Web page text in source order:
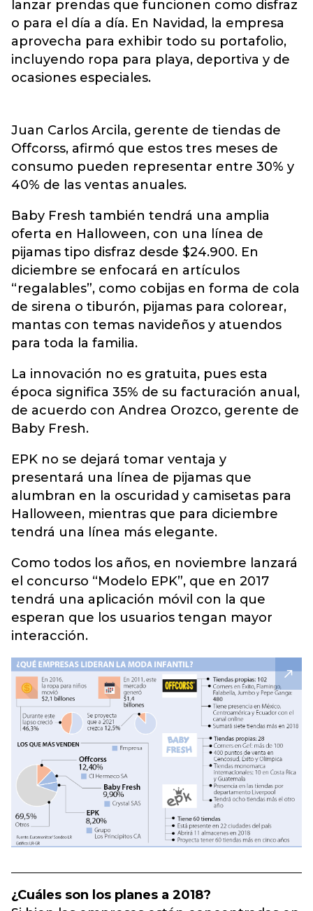
lanzar prendas que funcionen como disfraz
o para el día a día. En Navidad, la empresa
aprovecha para exhibir todo su portafolio,
incluyendo ropa para playa, deportiva y de
ocasiones especiales.
Juan Carlos Arcila, gerente de tiendas de
Offcorss, afirmó que estos tres meses de
consumo pueden representar entre 30% y
40% de las ventas anuales.
Baby Fresh también tendrá una amplia
oferta en Halloween, con una línea de
pijamas tipo disfraz desde $24.900. En
diciembre se enfocará en artículos
“regalables”, como cobijas en forma de cola
de sirena o tiburón, pijamas para colorear,
mantas con temas navideños y atuendos
para toda la familia.
La innovación no es gratuita, pues esta
época significa 35% de su facturación anual,
de acuerdo con Andrea Orozco, gerente de
Baby Fresh.
EPK no se dejará tomar ventaja y
presentará una línea de pijamas que
alumbran en la oscuridad y camisetas para
Halloween, mientras que para diciembre
tendrá una línea más elegante.
Como todos los años, en noviembre lanzará
el concurso “Modelo EPK”, que en 2017
tendrá una aplicación móvil con la que
esperan que los usuarios tengan mayor
interacción.
¿Cuáles son los planes a 2018?